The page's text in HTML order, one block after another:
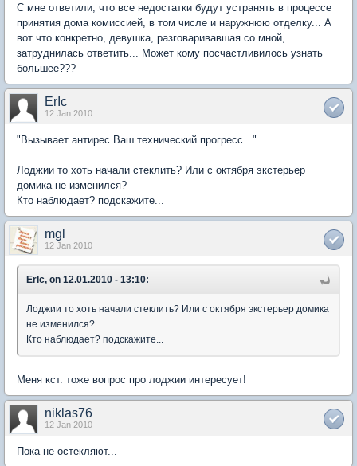
С мне ответили, что все недостатки будут устранять в процессе
принятия дома комиссией, в том числе и наружнюю отделку... А
вот что конкретно, девушка, разговаривавшая со мной,
затруднилась ответить... Может кому посчастливилось узнать
большее???
ErIc
12 Jan 2010
"Вызывает антирес Ваш технический прогресс..."
Лоджии то хоть начали стеклить? Или с октября экстерьер
домика не изменился?
Кто наблюдает? подскажите...
mgl
12 Jan 2010
ErIc, on 12.01.2010 - 13:10:
Лоджии то хоть начали стеклить? Или с октября экстерьер домика
не изменился?
Кто наблюдает? подскажите...
Меня кст. тоже вопрос про лоджии интересует!
niklas76
12 Jan 2010
Пока не остекляют...